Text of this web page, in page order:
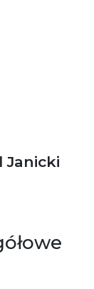
Janicki